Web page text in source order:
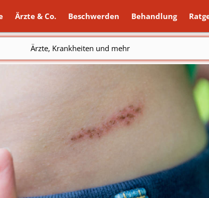
Ärzte & Co. Beschwerden Behandlung
Ärzte, Krankheiten und mehr